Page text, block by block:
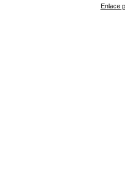
Enlace